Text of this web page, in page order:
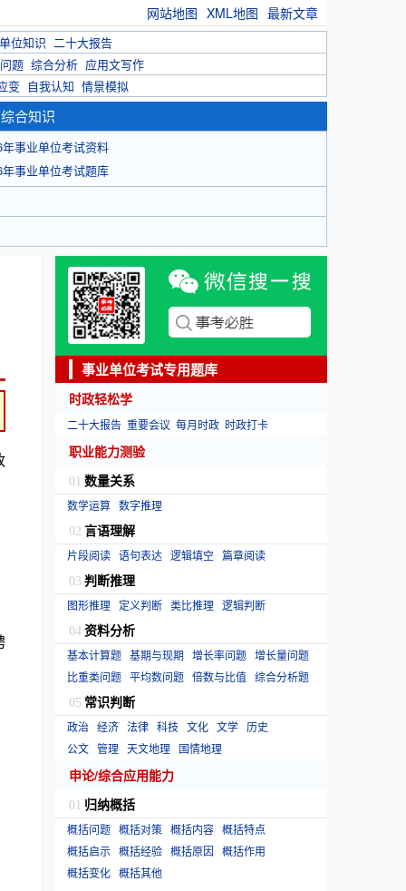
网站地图 XML地图 最新文章
位知识 二十大报告
题 综合分析 应用文写作
变 自我认知 情景模拟
合知识
年事业单位考试资料
年事业单位考试题库
事业单位考试专用题库
时政轻松学
二十大报告 重要会议 每月时政 时政打卡
职业能力测验
01 数量关系
数学运算 数字推理
02 言语理解
片段阅读 语句表达 逻辑填空 篇章阅读
03 判断推理
图形推理 定义判断 类比推理 逻辑判断
04 资料分析
基本计算题 基期与现期 增长率问题 增长量问题
比重类问题 平均数问题 倍数与比值 综合分析题
05 常识判断
政治 经济 法律 科技 文化 文学 历史
公文 管理 天文地理 国情地理
申论/综合应用能力
01 归纳概括
概括问题 概括对策 概括内容 概括特点
概括启示 概括经验 概括原因 概括作用
概括变化 概括其他